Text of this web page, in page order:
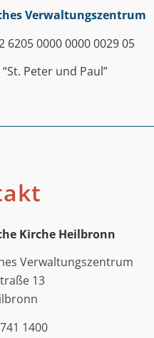
Verwaltungszentrum
6205 0000 0000 0029 05
Peter und Paul”
Kirche Heilbronn
Verwaltungszentrum
13
1400